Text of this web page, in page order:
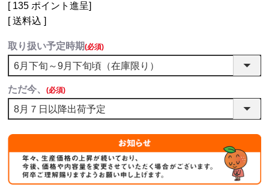
[ 135 ポイント進呈]
送料込
取り扱い予定時期(必須)
ただ今、(必須)